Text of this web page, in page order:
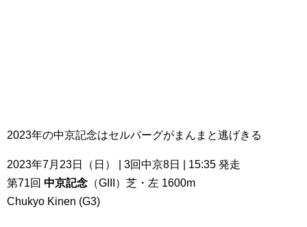
2023年の中京記念はセルバーグがまんまと逃げきる
2023年7月23日（日） | 3回中京8日 | 15:35 発走
第71回 中京記念 （GIII）芝・左 1600m
Chukyo Kinen (G3)